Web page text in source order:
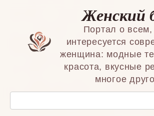
Женский
Портал о
интересуется
женщина: модные
красота, вкусные
многое
Поиск: